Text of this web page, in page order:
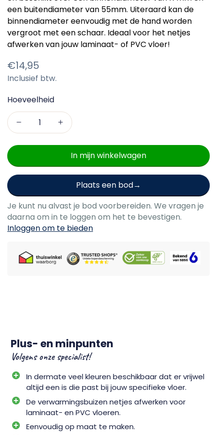
een buitendiameter van 55mm. Uiteraard kan de
binnendiameter eenvoudig met de hand worden
vergroot met een schaar. Ideaal voor het netjes
afwerken van jouw laminaat- of PVC vloer!
Normale
prijs
€14,95
Inclusief btw.
Hoeveelheid
In mijn winkelwagen
Plaats een bod
Je kunt nu alvast je bod voorbereiden. We vragen je
daarna om in te loggen om het te bevestigen.
Inloggen om te bieden
Plus- en minpunten
Volgens onze specialist!
In dermate veel kleuren beschikbaar dat er vrijwel
altijd een is die past bij jouw specifieke vloer.
De verwarmingsbuizen netjes afwerken voor
laminaat- en PVC vloeren.
Eenvoudig op maat te maken.